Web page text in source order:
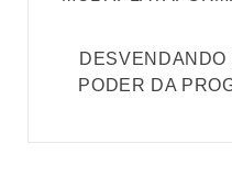
DESVENDANDO
PODER DA